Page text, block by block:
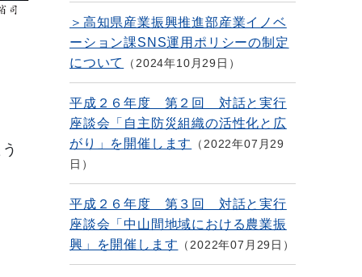
＞高知県産業振興推進部産業イノベ
ーション課SNS運用ポリシーの制定
について
2024年10月29日
平成２６年度 第２回 対話と実行
座談会「自主防災組織の活性化と広
がり」を開催します
2022年07月29
日
平成２６年度 第３回 対話と実行
座談会「中山間地域における農業振
興」を開催します
2022年07月29日